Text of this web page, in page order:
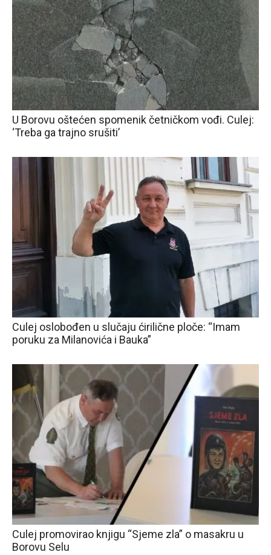
U Borovu oštećen spomenik četničkom vođi. Culej:
‘Treba ga trajno srušiti’
Culej oslobođen u slučaju ćirilične ploče: “Imam
poruku za Milanovića i Bauka”
Culej promovirao knjigu “Sjeme zla” o masakru u
Borovu Selu